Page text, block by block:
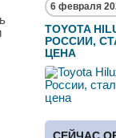
6 февраля
TOYOTA
РОССИИ,
ЦЕНА